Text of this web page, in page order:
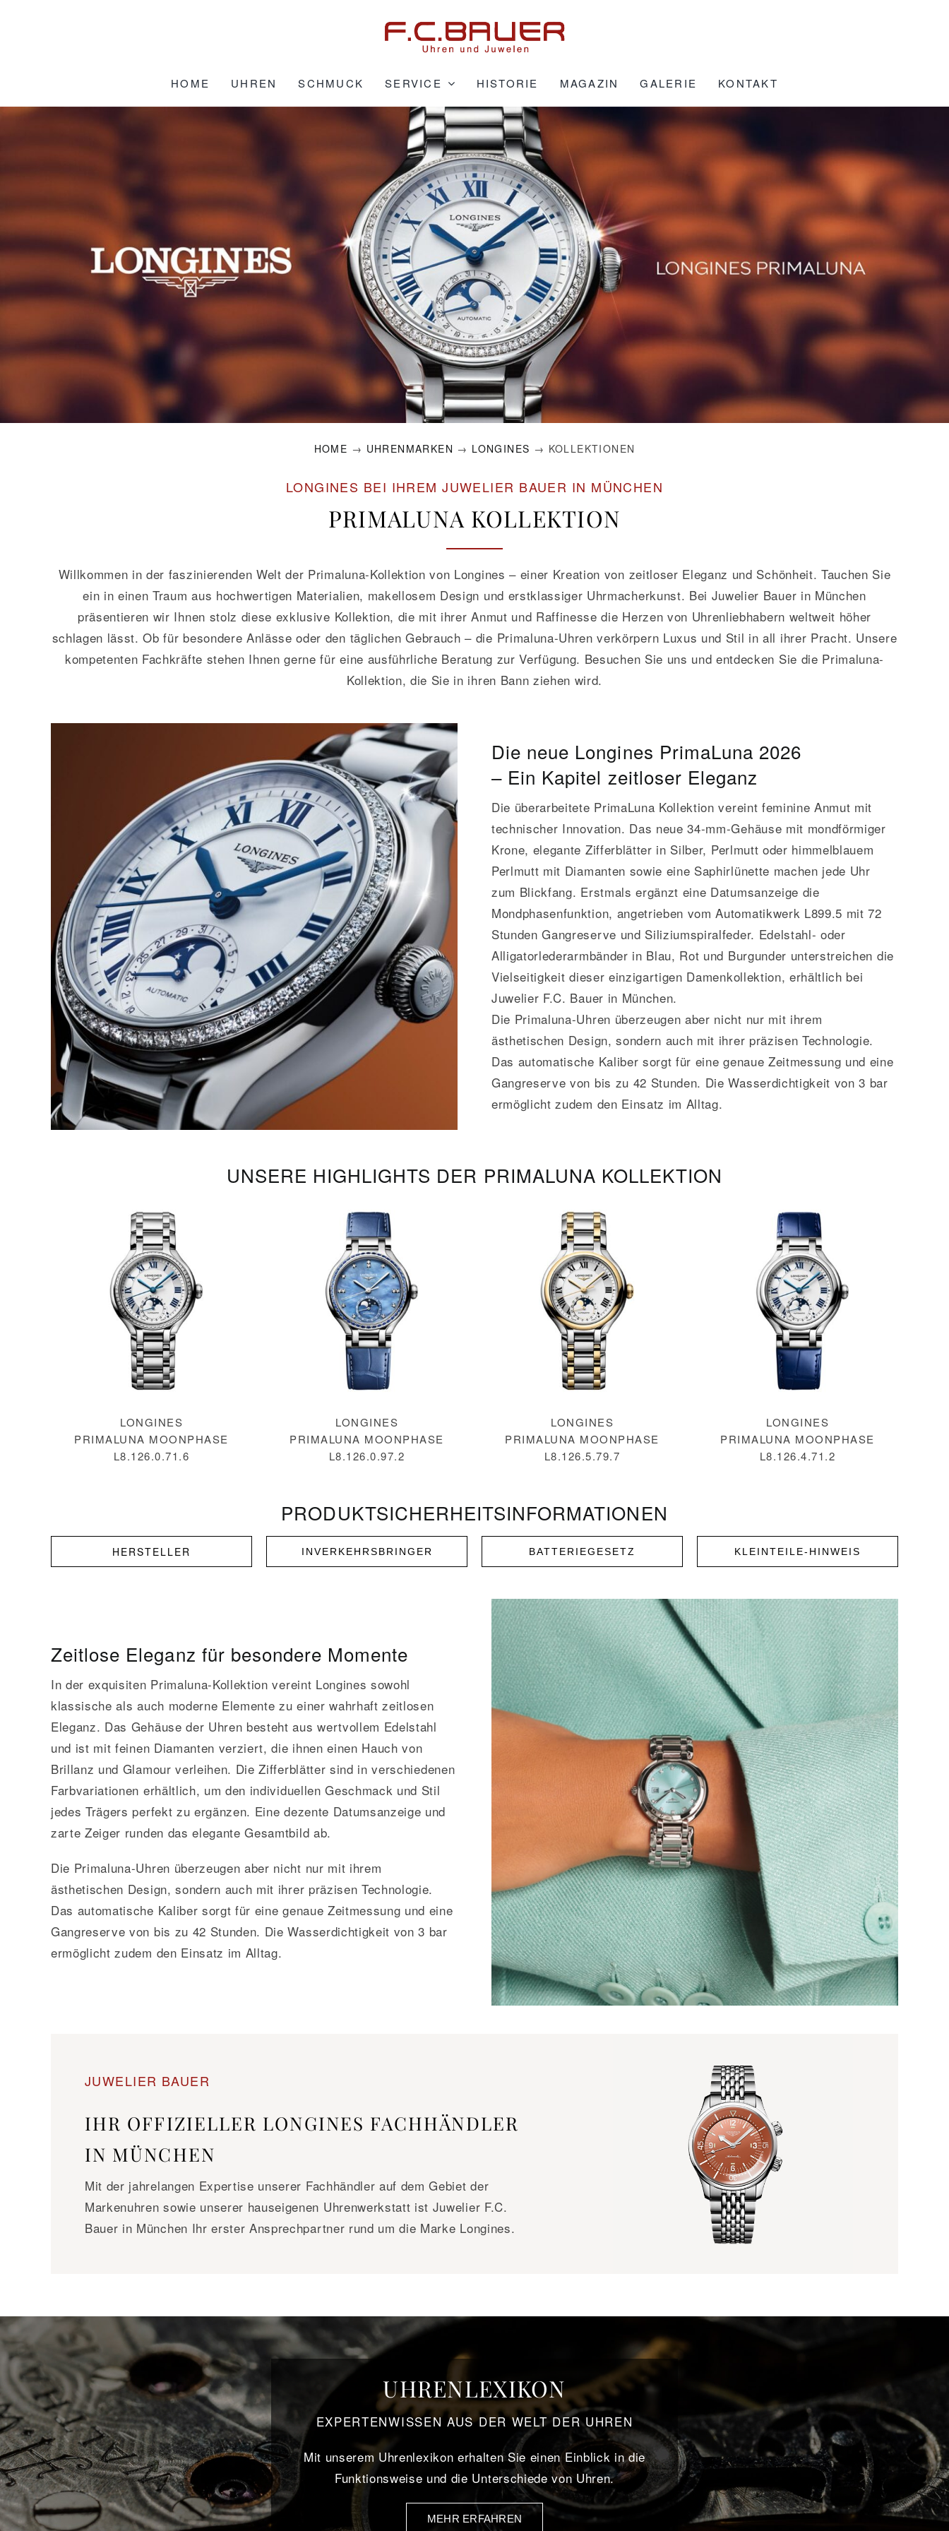
HOME UHREN SCHMUCK SERVICE HISTORIE MAGAZIN GALERIE KONTAKT
HOME → UHRENMARKEN → LONGINES → KOLLEKTIONEN
LONGINES BEI IHREM JUWELIER BAUER IN MÜNCHEN
PRIMALUNA KOLLEKTION
Willkommen in der faszinierenden Welt der Primaluna-Kollektion von Longines – einer Kreation von zeitloser Eleganz und Schönheit. Tauchen Sie
ein in einen Traum aus hochwertigen Materialien, makellosem Design und erstklassiger Uhrmacherkunst. Bei Juwelier Bauer in München
präsentieren wir Ihnen stolz diese exklusive Kollektion, die mit ihrer Anmut und Raffinesse die Herzen von Uhrenliebhabern weltweit höher
schlagen lässt. Ob für besondere Anlässe oder den täglichen Gebrauch – die Primaluna-Uhren verkörpern Luxus und Stil in all ihrer Pracht. Unsere
kompetenten Fachkräfte stehen Ihnen gerne für eine ausführliche Beratung zur Verfügung. Besuchen Sie uns und entdecken Sie die Primaluna-
Kollektion, die Sie in ihren Bann ziehen wird.
Die neue Longines PrimaLuna 2026
– Ein Kapitel zeitloser Eleganz
Die überarbeitete PrimaLuna Kollektion vereint feminine Anmut mit
technischer Innovation. Das neue 34-mm-Gehäuse mit mondförmiger
Krone, elegante Zifferblätter in Silber, Perlmutt oder himmelblauem
Perlmutt mit Diamanten sowie eine Saphirlünette machen jede Uhr
zum Blickfang. Erstmals ergänzt eine Datumsanzeige die
Mondphasenfunktion, angetrieben vom Automatikwerk L899.5 mit 72
Stunden Gangreserve und Siliziumspiralfeder. Edelstahl- oder
Alligatorlederarmbänder in Blau, Rot und Burgunder unterstreichen die
Vielseitigkeit dieser einzigartigen Damenkollektion, erhältlich bei
Juwelier F.C. Bauer in München.
Die Primaluna-Uhren überzeugen aber nicht nur mit ihrem
ästhetischen Design, sondern auch mit ihrer präzisen Technologie.
Das automatische Kaliber sorgt für eine genaue Zeitmessung und eine
Gangreserve von bis zu 42 Stunden. Die Wasserdichtigkeit von 3 bar
ermöglicht zudem den Einsatz im Alltag.
UNSERE HIGHLIGHTS DER PRIMALUNA KOLLEKTION
LONGINES
PRIMALUNA MOONPHASE
L8.126.0.71.6
LONGINES
PRIMALUNA MOONPHASE
L8.126.0.97.2
LONGINES
PRIMALUNA MOONPHASE
L8.126.5.79.7
LONGINES
PRIMALUNA MOONPHASE
L8.126.4.71.2
PRODUKT­SICHERHEITS­INFORMATIONEN
HERSTELLER INVERKEHRSBRINGER BATTERIEGESETZ KLEINTEILE-HINWEIS
Zeitlose Eleganz für besondere Momente
In der exquisiten Primaluna-Kollektion vereint Longines sowohl
klassische als auch moderne Elemente zu einer wahrhaft zeitlosen
Eleganz. Das Gehäuse der Uhren besteht aus wertvollem Edelstahl
und ist mit feinen Diamanten verziert, die ihnen einen Hauch von
Brillanz und Glamour verleihen. Die Zifferblätter sind in verschiedenen
Farbvariationen erhältlich, um den individuellen Geschmack und Stil
jedes Trägers perfekt zu ergänzen. Eine dezente Datumsanzeige und
zarte Zeiger runden das elegante Gesamtbild ab.
Die Primaluna-Uhren überzeugen aber nicht nur mit ihrem
ästhetischen Design, sondern auch mit ihrer präzisen Technologie.
Das automatische Kaliber sorgt für eine genaue Zeitmessung und eine
Gangreserve von bis zu 42 Stunden. Die Wasserdichtigkeit von 3 bar
ermöglicht zudem den Einsatz im Alltag.
JUWELIER BAUER
IHR OFFIZIELLER LONGINES FACHHÄNDLER
IN MÜNCHEN
Mit der jahrelangen Expertise unserer Fachhändler auf dem Gebiet der
Markenuhren sowie unserer hauseigenen Uhrenwerkstatt ist Juwelier F.C.
Bauer in München Ihr erster Ansprechpartner rund um die Marke Longines.
UHRENLEXIKON
EXPERTENWISSEN AUS DER WELT DER UHREN
Mit unserem Uhrenlexikon erhalten Sie einen Einblick in die
Funktionsweise und die Unterschiede von Uhren.
MEHR ERFAHREN